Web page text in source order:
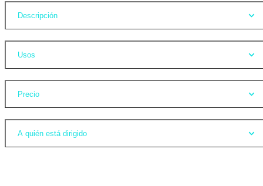
Descripción
Usos
Precio
A quién está dirigido